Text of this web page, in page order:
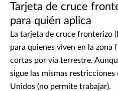
Tarjeta de cruce
para quién aplica
La tarjeta de cruce fronterizo
para quienes viven en la zona
cortas por vía terrestre.
sigue las mismas restricciones
Unidos (no permite trabajar).